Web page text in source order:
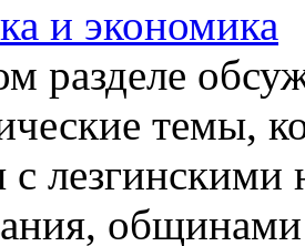
и экономика
разделе
темы,
с
общинами